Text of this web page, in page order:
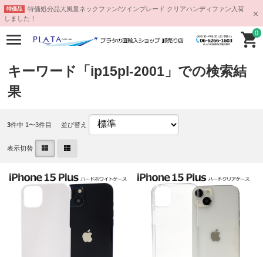
特価品
特価処分品大風量ネックファン/ツインブレード クリアハンディファン入荷
しました！
0
キーワード「ip15pl-2001」での検索結
果
3件中 1〜3件目 並び替え
表示切替